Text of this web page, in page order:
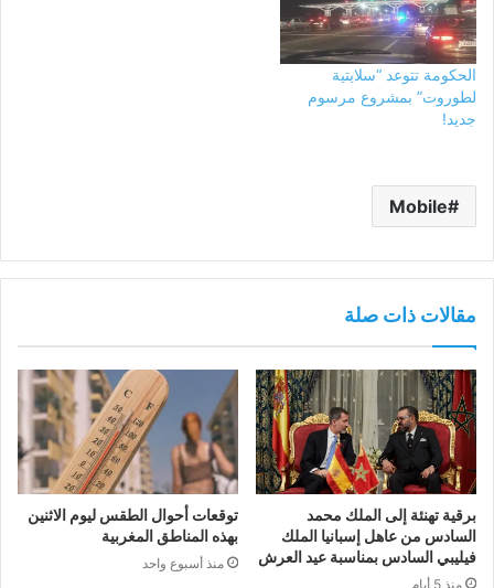
الحكومة تتوعد “سلايتية
لطوروت” بمشروع مرسوم
جديد!
Mobile
مقالات ذات صلة
برقية تهنئة إلى الملك محمد
السادس من عاهل إسبانيا الملك
فيليبي السادس بمناسبة عيد العرش
منذ 5 أيام
توقعات أحوال الطقس ليوم الاثنين
بهذه المناطق المغربية
منذ أسبوع واحد